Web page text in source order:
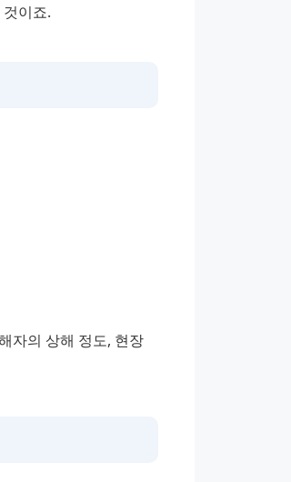
이죠.
자의 상해 정도, 현장